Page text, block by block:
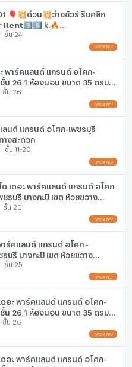
ในห้องพัก
🎈💥ด่วน💥ว่างชัวร์ รีบคลิก
𝗥𝗲𝗻𝘁3️⃣5️⃣ k.🔥
ชั้น 24
พาร์คแลนด์ แกรนด์ อโศก-
ชั้น 26 1 ห้องนอน ขนาด 35 ตรม
อสโก
ชั้น 26
ลนด์ แกรนด์ อโศก-เพชรบุรี
างสะดวก
ชั้น 11-20
โศก
ชรบุรี บางกะปิ เขต ห้วยขวาง
✅ ทักไลน์
ตอบทันที ทีมงานมืออาชีพ ✅
ชั้น 20
รบุรี บางกะปิ เขต ห้วยขวาง
✅ ทักไลน์
ตอบทันที ทีมงานมืออาชีพ ✅
ชั้น 25
ดอะ พาร์คแลนด์ แกรนด์ อโศก-
ชั้น 26 1 ห้องนอน ขนาด 35 ตรม
อสโก
ชั้น 26
ดอะ พาร์คแลนด์ แกรนด์ อโศก-